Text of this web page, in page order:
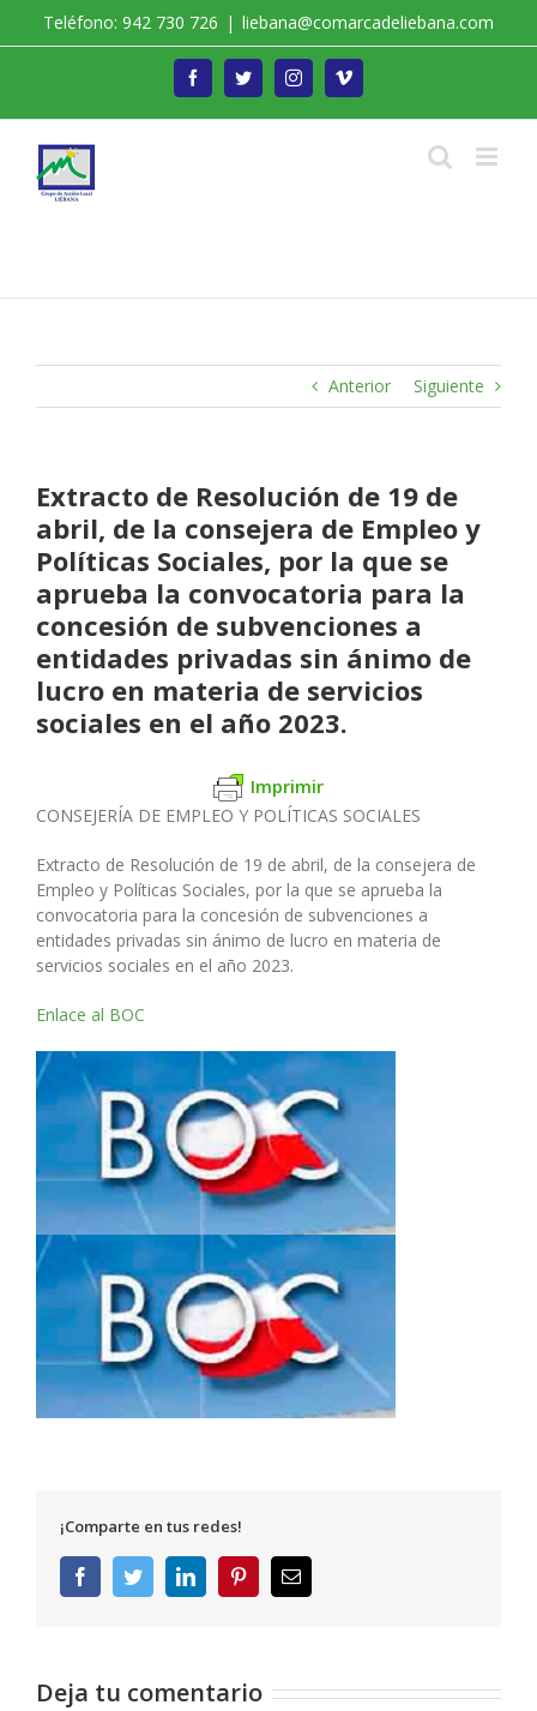
Teléfono: 942 730 726 | liebana@comarcadeliebana.com
FacebookTwitterInstagramVimeo
Anterior Siguiente
Extracto de Resolución de 19 de
abril, de la consejera de Empleo y
Políticas Sociales, por la que se
aprueba la convocatoria para la
concesión de subvenciones a
entidades privadas sin ánimo de
lucro en materia de servicios
sociales en el año 2023.
Imprimir
CONSEJERÍA DE EMPLEO Y POLÍTICAS SOCIALES
Extracto de Resolución de 19 de abril, de la consejera de
Empleo y Políticas Sociales, por la que se aprueba la
convocatoria para la concesión de subvenciones a
entidades privadas sin ánimo de lucro en materia de
servicios sociales en el año 2023.
Enlace al BOC
¡Comparte en tus redes!
FacebookTwitterLinkedInPinterestCorreo
electrónico
Deja tu comentario